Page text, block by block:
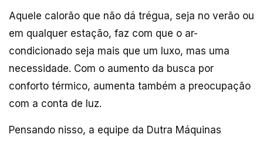
Aquele calorão que não dá trégua, seja no verão ou
em qualquer estação, faz com que o ar-
condicionado seja mais que um luxo, mas uma
necessidade. Com o aumento da busca por
conforto térmico, aumenta também a preocupação
com a conta de luz.
Pensando nisso, a equipe da Dutra Máquinas